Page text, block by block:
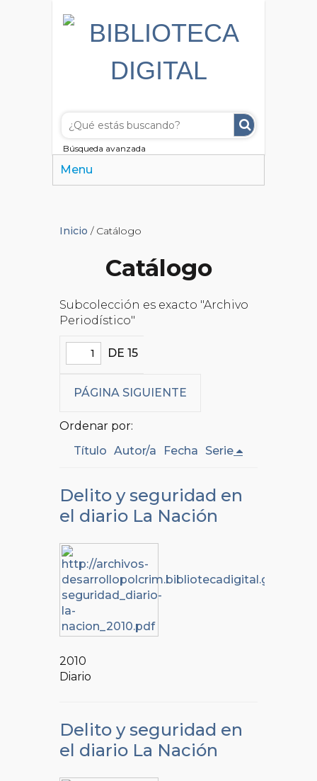
Búsqueda avanzada
Menu
Inicio / Catálogo
Catálogo
Subcolección es exacto "Archivo
Periodístico"
DE 15
PÁGINA SIGUIENTE
Ordenar por:
Título Autor/a Fecha Serie
Delito y seguridad en
el diario La Nación
2010
Diario
Delito y seguridad en
el diario La Nación